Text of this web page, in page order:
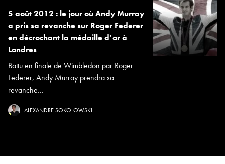
5 août 2012 : le jour où Andy Murray
a pris sa revanche sur Roger Federer
en décrochant la médaille d’or à
Londres
Battu en finale de Wimbledon par Roger
Federer, Andy Murray prendra sa
revanche...
ALEXANDRE SOKOLOWSKI